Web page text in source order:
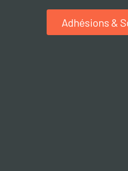
Adhésions &